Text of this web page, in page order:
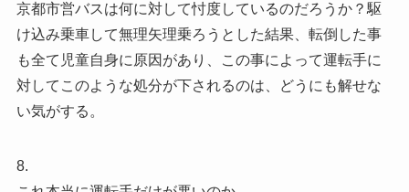
京都市営バスは何に対して忖度しているのだろうか？駆
け込み乗車して無理矢理乗ろうとした結果、転倒した事
も全て児童自身に原因があり、この事によって運転手に
対してこのような処分が下されるのは、どうにも解せな
い気がする。
8.